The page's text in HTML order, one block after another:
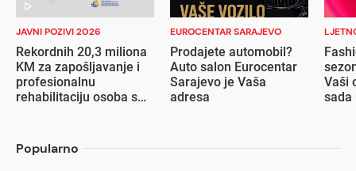
JAVNI POZIVI 2026
Rekordnih 20,3 miliona
KM za zapošljavanje i
profesionalnu
rehabilitaciju osoba s
EUROCENTAR SARAJEVO
Prodajete automobil?
Auto salon Eurocentar
Sarajevo je Vaša
adresa
Vaši
sada
Popularno